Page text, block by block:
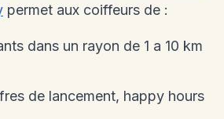
permet aux coiffeurs de :
dans un rayon de 1 a 10 km
de lancement, happy hours